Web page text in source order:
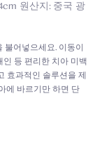
원산지: 중국 광
어넣으세요. 이동이
등 편리한 치아 미백
효과적인 솔루션을 제
에 바르기만 하면 단